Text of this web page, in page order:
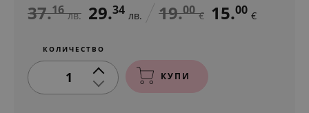
37.16 лв. 29.34 лв. 19.00 € 15.00 €
КОЛИЧЕСТВО
1 КУПИ